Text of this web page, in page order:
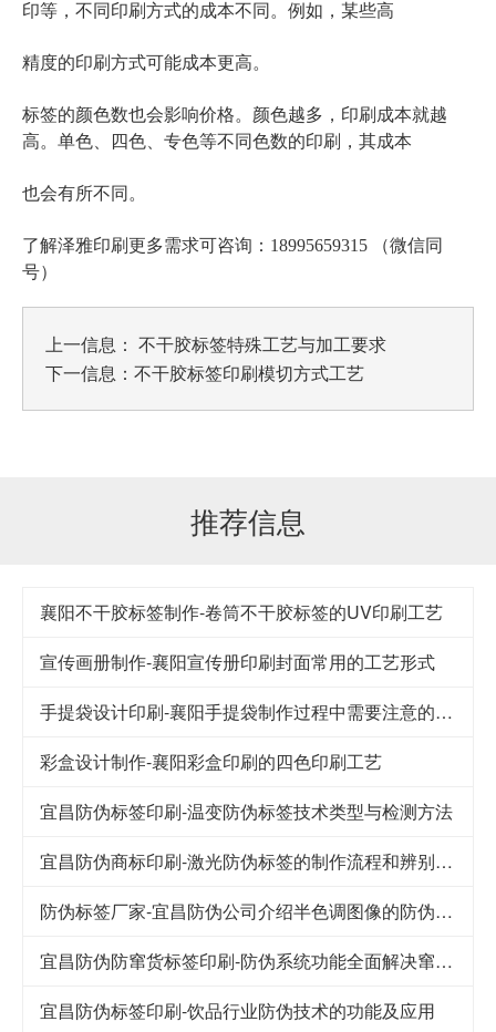
印等，不同印刷方式的成本不同。例如，某些高
精度的印刷方式可能成本更高。
标签的颜色数也会影响价格。颜色越多，印刷成本就越
高。单色、四色、专色等不同色数的印刷，其成本
也会有所不同。
了解泽雅印刷更多需求可咨询：18995659315 （微信同
号）
上一信息： 不干胶标签特殊工艺与加工要求
下一信息： 不干胶标签印刷模切方式工艺
推荐信息
襄阳不干胶标签制作-卷筒不干胶标签的UV印刷工艺
宣传画册制作-襄阳宣传册印刷封面常用的工艺形式
手提袋设计印刷-襄阳手提袋制作过程中需要注意的要点
彩盒设计制作-襄阳彩盒印刷的四色印刷工艺
宜昌防伪标签印刷-温变防伪标签技术类型与检测方法
宜昌防伪商标印刷-激光防伪标签的制作流程和辨别方法
防伪标签厂家-宜昌防伪公司介绍半色调图像的防伪技术
宜昌防伪防窜货标签印刷-防伪系统功能全面解决窜货难题
宜昌防伪标签印刷-饮品行业防伪技术的功能及应用